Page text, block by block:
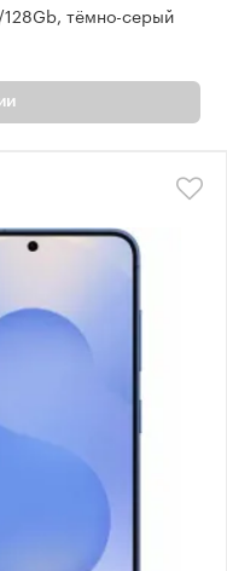
тёмно-серый